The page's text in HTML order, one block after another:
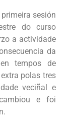
sesión
do curso
a actividade
da
tempos de
polas tres
veciñal e
e foi